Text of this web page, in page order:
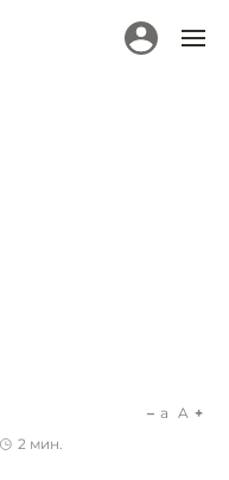
2 мин.
a A